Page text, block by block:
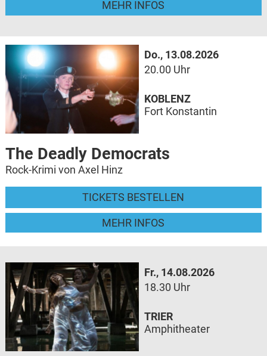
MEHR INFOS
Do., 13.08.2026
20.00 Uhr
The Deadly Democrats
Rock-Krimi von Axel Hinz
TICKETS BESTELLEN
MEHR INFOS
KOBLENZ
Fort Konstantin
Fr., 14.08.2026
18.30 Uhr
TRIER
Amphitheater